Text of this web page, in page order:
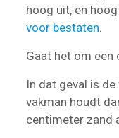
hoog uit, en
voor bestaten
Gaat het om een
In dat geval is
vakman houdt
centimeter zand